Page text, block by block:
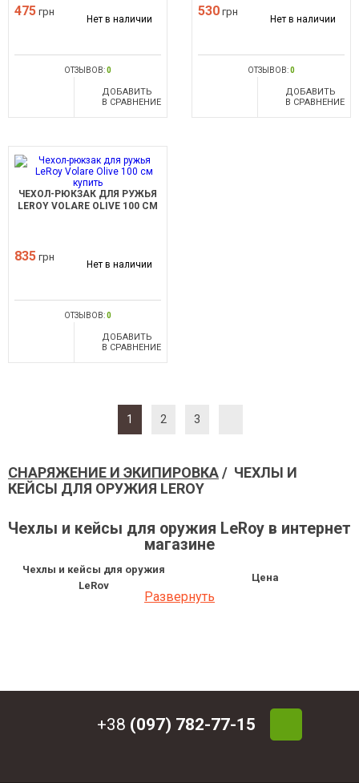
475 грн
Нет в наличии
ОТЗЫВОВ:0
ДОБАВИТЬ
В СРАВНЕНИЕ
530 грн
Нет в наличии
ОТЗЫВОВ:0
ДОБАВИТЬ
В СРАВНЕНИЕ
ЧЕХОЛ-РЮКЗАК ДЛЯ РУЖЬЯ
LEROY VOLARE OLIVE 100 СМ
835 грн
Нет в наличии
ОТЗЫВОВ:0
ДОБАВИТЬ
В СРАВНЕНИЕ
1 2 3
СНАРЯЖЕНИЕ И ЭКИПИРОВКА/ ЧЕХЛЫ И
КЕЙСЫ ДЛЯ ОРУЖИЯ LEROY
Чехлы и кейсы для оружия LeRoy в интернет
магазине
Чехлы и кейсы для оружия
LeRoy
Цена
Чехол для ружья с оптикой LeRoy
752 грн
Чехол-рюкзак для ружья LeRoy
1 288 грн
Развернуть
+38 (097) 782-77-15